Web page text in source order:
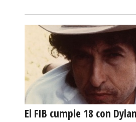
El FIB cumple 18 con Dylan